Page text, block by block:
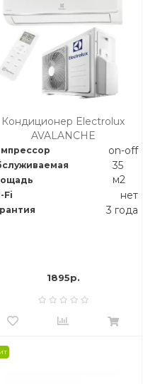
Кондиционер Electrolux
AVALANCHE
on-off
35
м2
Fi нет
3 года
1895р.